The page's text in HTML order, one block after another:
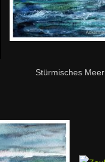
Stürmisches Meer